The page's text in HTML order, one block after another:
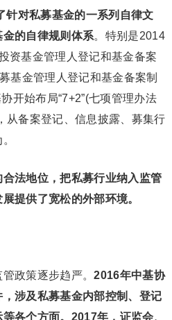
针对私募基金的一系列自律文
的自律规则体系。特别是2014
资基金管理人登记和基金备案
基金管理人登记和基金备案制
开始布局“7+2”(七项管理办法
从备案登记、信息披露、募集行
法地位，把私募行业纳入监管
提供了宽松的外部环境。
政策逐步趋严。2016年中基协
涉及私募基金内部控制、登记
各个方面。2017年，证监会、